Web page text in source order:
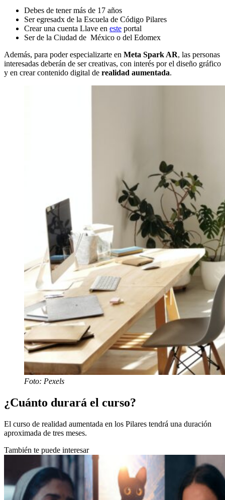
Debes de tener más de 17 años
Ser egresadx de la Escuela de Código Pilares
Crear una cuenta Llave en este portal
Ser de la Ciudad de México o del Edomex
Además, para poder especializarte en Meta Spark AR, las personas
interesadas deberán de ser creativas, con interés por el diseño gráfico
y en crear contenido digital de realidad aumentada.
Foto: Pexels
¿Cuánto durará el curso?
El curso de realidad aumentada en los Pilares tendrá una duración
aproximada de tres meses.
También te puede interesar